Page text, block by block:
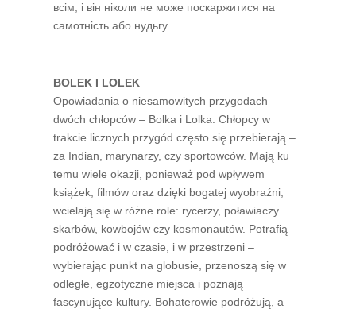
всім, і він ніколи не може поскаржитися на
самотність або нудьгу.
BOLEK I LOLEK
Opowiadania o niesamowitych przygodach
dwóch chłopców – Bolka i Lolka. Chłopcy w
trakcie licznych przygód często się przebierają –
za Indian, marynarzy, czy sportowców. Mają ku
temu wiele okazji, ponieważ pod wpływem
książek, filmów oraz dzięki bogatej wyobraźni,
wcielają się w różne role: rycerzy, poławiaczy
skarbów, kowbojów czy kosmonautów. Potrafią
podróżować i w czasie, i w przestrzeni –
wybierając punkt na globusie, przenoszą się w
odległe, egzotyczne miejsca i poznają
fascynujące kultury. Bohaterowie podróżują, a